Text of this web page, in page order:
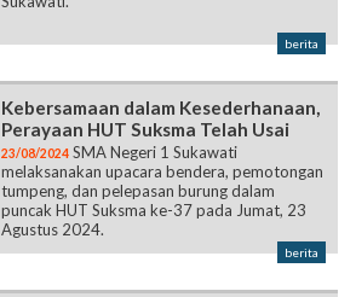
berita
Kebersamaan dalam Kesederhanaan,
Perayaan HUT Suksma Telah Usai
23/08/2024 SMA Negeri 1 Sukawati
melaksanakan upacara bendera, pemotongan
tumpeng, dan pelepasan burung dalam
puncak HUT Suksma ke-37 pada Jumat, 23
Agustus 2024.
berita